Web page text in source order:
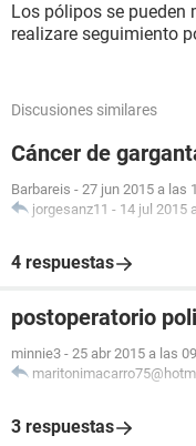
Los pólipos se pueden
realizare seguimiento
Discusiones similares
Cáncer de
Barbareis - 27 jun 2015 a las
jorgesanz11 - 14 jul 2015
4 respuestas
postoperatorio
minnie3 - 25 abr 2015 a las
3 respuestas